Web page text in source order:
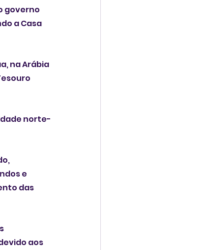
governo
a Casa
na Arábia
norte-
e
das
aos